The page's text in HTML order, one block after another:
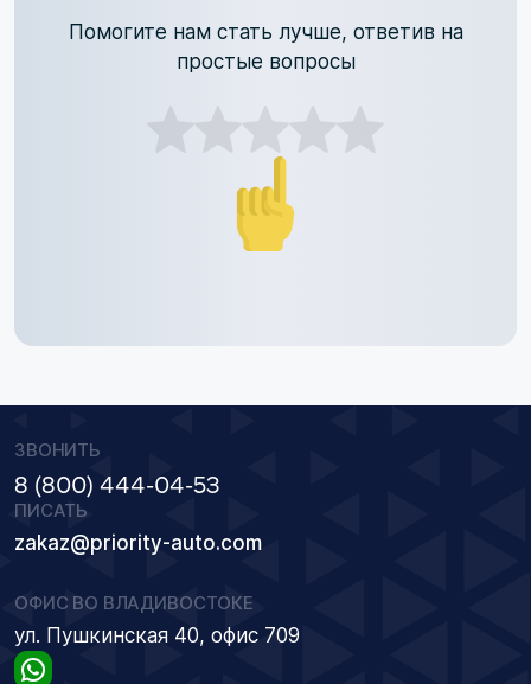
Помогите нам стать лучше, ответив на
простые вопросы
ЗВОНИТЬ
8 (800) 444-04-53
ПИСАТЬ
zakaz@priority-auto.com
ОФИС ВО ВЛАДИВОСТОКЕ
ул. Пушкинская 40, офис 709